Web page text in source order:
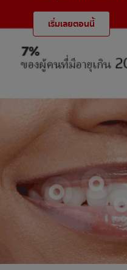
เริ่มเลยตอนนี้